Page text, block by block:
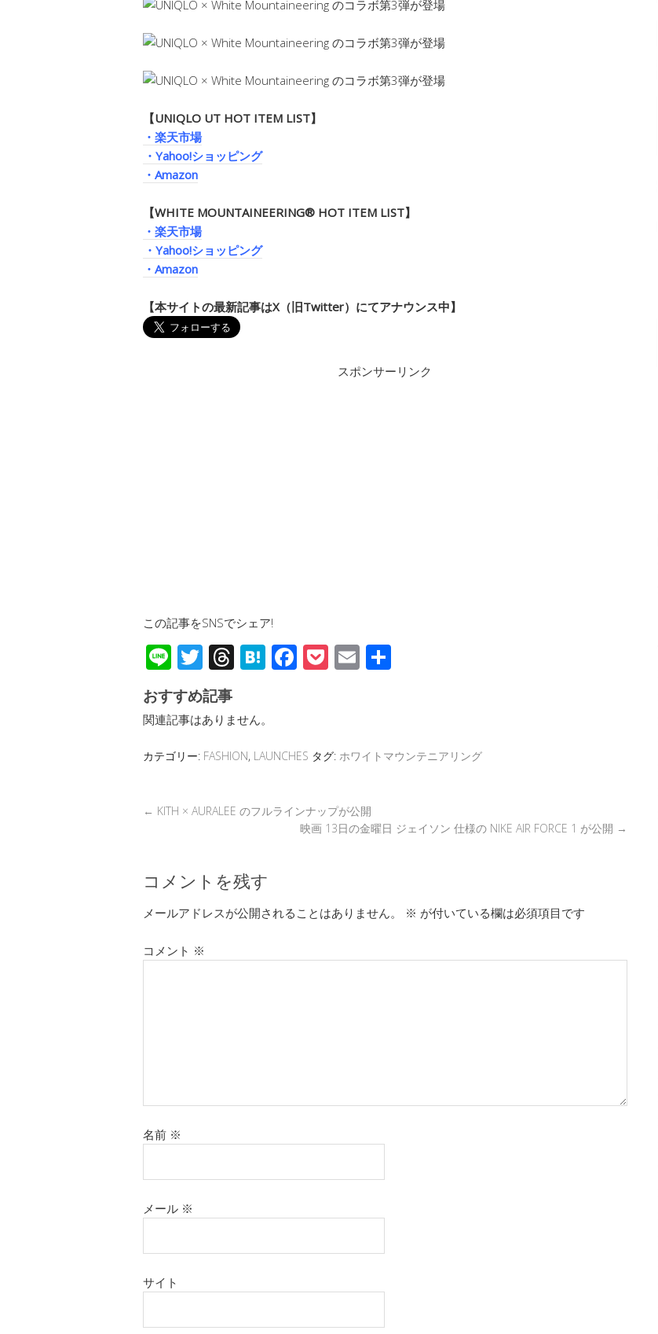
【UNIQLO UT HOT ITEM LIST】
・楽天市場
・Yahoo!ショッピング
・Amazon
【WHITE MOUNTAINEERING®︎ HOT ITEM LIST】
・楽天市場
・Yahoo!ショッピング
・Amazon
【本サイトの最新記事はX（旧Twitter）にてアナウンス中】
スポンサーリンク
この記事をSNSでシェア!
Li
n
e
T
wi
tt
er
T
e
a
d
H
a
F
o
k
P E
おすすめ記事
関連記事はありません。
カテゴリー: FASHION, LAUNCHES タグ: ホワイトマウンテニアリング
← KITH × AURALEE のフルラインナップが公開
映画 13日の金曜日 ジェイソン 仕様の NIKE AIR FORCE 1 が公開 →
コメントを残す
メールアドレスが公開されることはありません。 ※ が付いている欄は必須項目です
コメント ※
名前 ※
メール ※
サイト